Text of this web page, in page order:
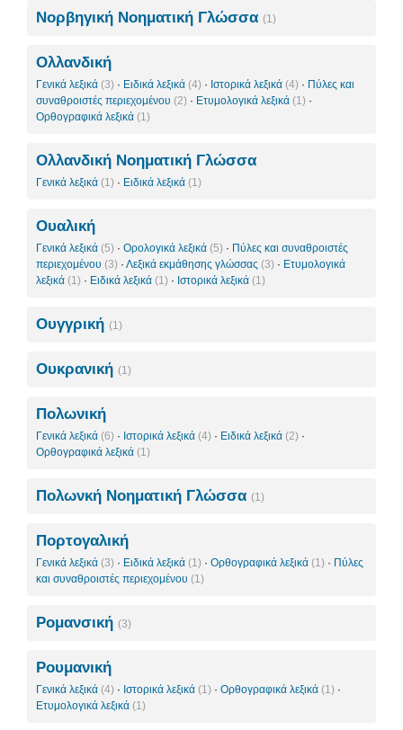
Νορβηγική Νοηματική Γλώσσα (1)
Ολλανδική
Γενικά λεξικά (3) · Ειδικά λεξικά (4) · Ιστορικά λεξικά (4) · Πύλες και
συναθροιστές περιεχομένου (2) · Ετυμολογικά λεξικά (1) ·
Ορθογραφικά λεξικά (1)
Ολλανδική Νοηματική Γλώσσα
Γενικά λεξικά (1) · Ειδικά λεξικά (1)
Ουαλική
Γενικά λεξικά (5) · Ορολογικά λεξικά (5) · Πύλες και συναθροιστές
περιεχομένου (3) · Λεξικά εκμάθησης γλώσσας (3) · Ετυμολογικά
λεξικά (1) · Ειδικά λεξικά (1) · Ιστορικά λεξικά (1)
Ουγγρική (1)
Ουκρανική (1)
Πολωνική
Γενικά λεξικά (6) · Ιστορικά λεξικά (4) · Ειδικά λεξικά (2) ·
Ορθογραφικά λεξικά (1)
Πολωνκή Νοηματική Γλώσσα (1)
Πορτογαλική
Γενικά λεξικά (3) · Ειδικά λεξικά (1) · Ορθογραφικά λεξικά (1) · Πύλες
και συναθροιστές περιεχομένου (1)
Ρομανσική (3)
Ρουμανική
Γενικά λεξικά (4) · Ιστορικά λεξικά (1) · Ορθογραφικά λεξικά (1) ·
Ετυμολογικά λεξικά (1)